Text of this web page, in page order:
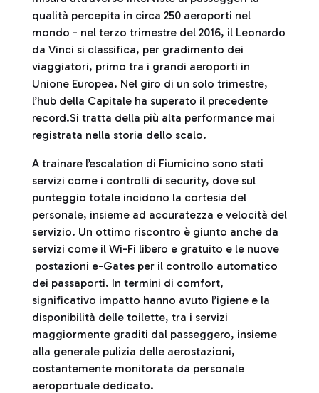
qualità percepita in circa 250 aeroporti nel
mondo - nel terzo trimestre del 2016, il Leonardo
da Vinci si classifica, per gradimento dei
viaggiatori, primo tra i grandi aeroporti in
Unione Europea. Nel giro di un solo trimestre,
l’hub della Capitale ha superato il precedente
record.Si tratta della più alta performance mai
registrata nella storia dello scalo.
A trainare l’escalation di Fiumicino sono stati
servizi come i controlli di security, dove sul
punteggio totale incidono la cortesia del
personale, insieme ad accuratezza e velocità del
servizio. Un ottimo riscontro è giunto anche da
servizi come il Wi-Fi libero e gratuito e le nuove
postazioni e-Gates per il controllo automatico
dei passaporti. In termini di comfort,
significativo impatto hanno avuto l’igiene e la
disponibilità delle toilette, tra i servizi
maggiormente graditi dal passeggero, insieme
alla generale pulizia delle aerostazioni,
costantemente monitorata da personale
aeroportuale dedicato.